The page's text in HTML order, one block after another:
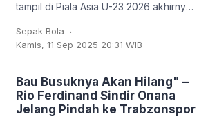
tampil di Piala Asia U-23 2026 akhirnya
mampu finis sebagai runner-up Grup J
dengan empat
Sepak Bola .
Kamis, 11 Sep 2025 20:31 WIB
Bau Busuknya Akan Hilang" –
Rio Ferdinand Sindir Onana
Jelang Pindah ke Trabzonspor